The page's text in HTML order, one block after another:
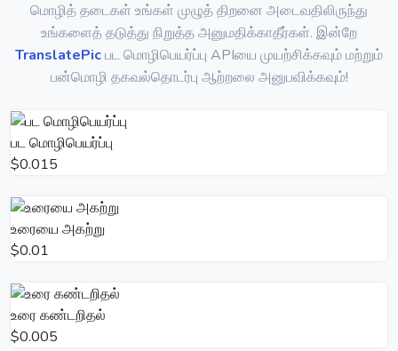
மொழித் தடைகள் உங்கள் முழுத் திறனை அடைவதிலிருந்து
உங்களைத் தடுத்து நிறுத்த அனுமதிக்காதீர்கள். இன்றே
TranslatePicபட மொழிபெயர்ப்பு APIயை முயற்சிக்கவும் மற்றும்
பன்மொழி தகவல்தொடர்பு ஆற்றலை அனுபவிக்கவும்!
பட மொழிபெயர்ப்பு
$0.015
உரையை அகற்று
$0.01
உரை கண்டறிதல்
$0.005